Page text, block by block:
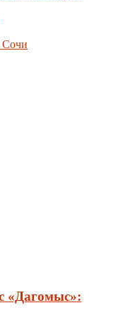
Сочи
«Дагомыс»: